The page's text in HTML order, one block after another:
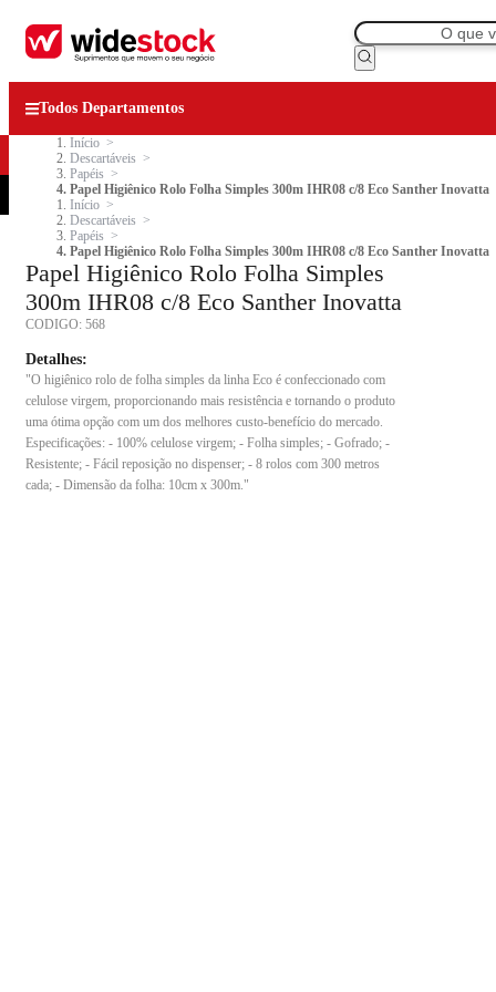
Todos Departamentos
Início
Descartáveis
Papéis
Papel Higiênico Rolo Folha Simples 300m IHR08 c/8 Eco Santher Inovatta
Início
Descartáveis
Papéis
Papel Higiênico Rolo Folha Simples 300m IHR08 c/8 Eco Santher Inovatta
Papel Higiênico Rolo Folha Simples
300m IHR08 c/8 Eco Santher Inovatta
CODIGO: 568
Detalhes:
"O higiênico rolo de folha simples da linha Eco é confeccionado com
celulose virgem, proporcionando mais resistência e tornando o produto
uma ótima opção com um dos melhores custo-benefício do mercado.
Especificações: - 100% celulose virgem; - Folha simples; - Gofrado; -
Resistente; - Fácil reposição no dispenser; - 8 rolos com 300 metros
cada; - Dimensão da folha: 10cm x 300m."